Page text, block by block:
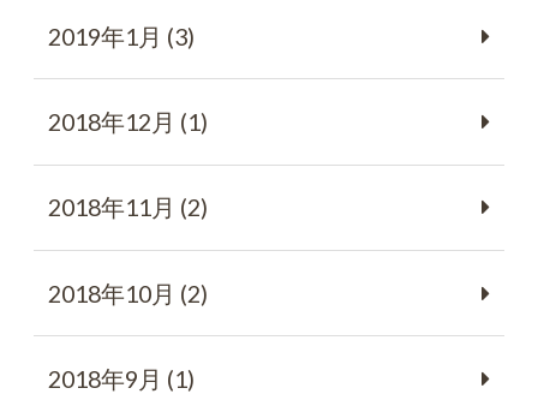
2019年1月 (3)
2018年12月 (1)
2018年11月 (2)
2018年10月 (2)
2018年9月 (1)